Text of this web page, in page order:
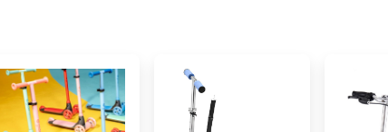
● Gebruik met veiligheidsuitrusting buiten de openbare
weg en onder toezicht van volwassenen Kleur: Blauw ●
Materialen: Metaal, PP, PVC, PU ● Totale afmetingen: 67L x